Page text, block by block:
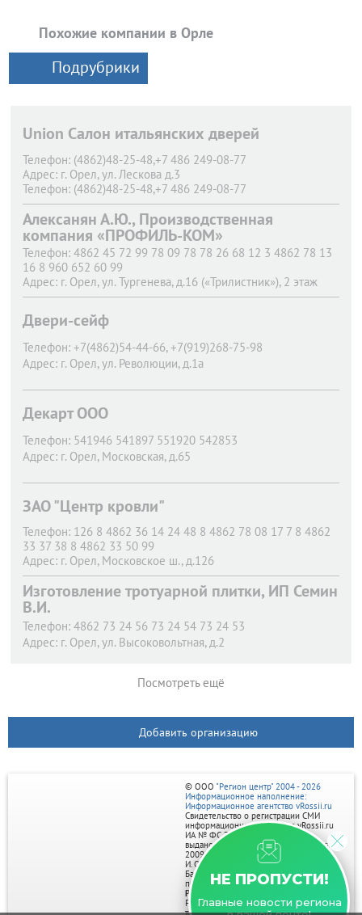
Похожие компании в Орле
Подрубрики
Union Салон итальянских дверей
Телефон: (4862)48-25-48,+7 486 249-08-77
Адрес: г. Орел, ул. Лескова д.3
Телефон: (4862)48-25-48,+7 486 249-08-77
Адрес: г. Орел, ул. Полесская, д.57,
Алексанян А.Ю., Производственная
компания «ПРОФИЛЬ-КОМ»
Телефон: 4862 45 72 99 78 09 78 78 26 68 12 3 4862 78 13
16 8 960 652 60 99
Адрес: г. Орел, ул. Тургенева, д.16 («Трилистник»), 2 этаж
Двери-сейф
Телефон: +7(4862)54-44-66, +7(919)268-75-98
Адрес: г. Орел, ул. Революции, д.1а
Декарт ООО
Телефон: 541946 541897 551920 542853
Адрес: г. Орел, Московская, д.65
ЗАО "Центр кровли"
Телефон: 126 8 4862 36 14 24 48 8 4862 78 08 17 7 8 4862
33 37 38 8 4862 33 50 99
Адрес: г. Орел, Московское ш., д.126
Изготовление тротуарной плитки, ИП Семин
В.И.
Телефон: 4862 73 24 56 73 24 54 73 24 53
Адрес: г. Орел, ул. Высоковольтная, д.2
Посмотреть ещё
Добавить организацию
НЕ ПРОПУСТИ!
Главные новости региона
© ООО "Регион центр" 2004 - 2026
Информационное наполнение:
Информационное агентство vRossii.ru
Свидетельство о регистрации СМИ
информационного агентства vRossii.ru
ИА № ФС 77‑35502
выдано РОСКОМНАДЗОРом 04 марта
2009г.
И. О. Главного редактора Нарыков А. Н.
Баннеры на портале размещаются на
правах рекламы.
Реклама на портале:
Рекламное агентство "Умный маркетинг"
тел. 7-910-267-70-40,